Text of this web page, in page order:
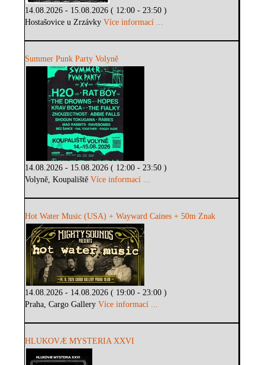
14.08.2026 - 15.08.2026 ( 12:00 - 23:50 )
Hostašovice u ZrzávkyVíce informací ...
Summer Punk Party Volyně
14.08.2026 - 15.08.2026 ( 12:00 - 23:50 )
Volyně, KoupalištěVíce informací ...
Hot Water Music (USA) + Wayward Caines + 50m Znak
14.08.2026 - 14.08.2026 ( 19:00 - 23:00 )
Praha, Cargo GalleryVíce informací ...
HLUKOVÆ MYSTERIA XXVI